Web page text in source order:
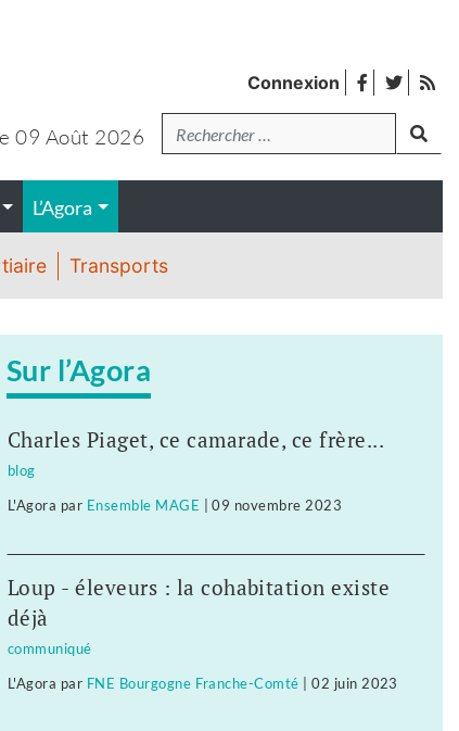
Connexion facebook
twitter
09 Août 2026Recherche
Transports
L’Agora
Sur l’Agora
Charles Piaget, ce camarade, ce frère...
blog
L'Agora par Ensemble MAGE |09 novembre 2023
Loup - éleveurs : la cohabitation existe
déjà
communiqué
L'Agora par FNE Bourgogne Franche-Comté |02 juin 2023